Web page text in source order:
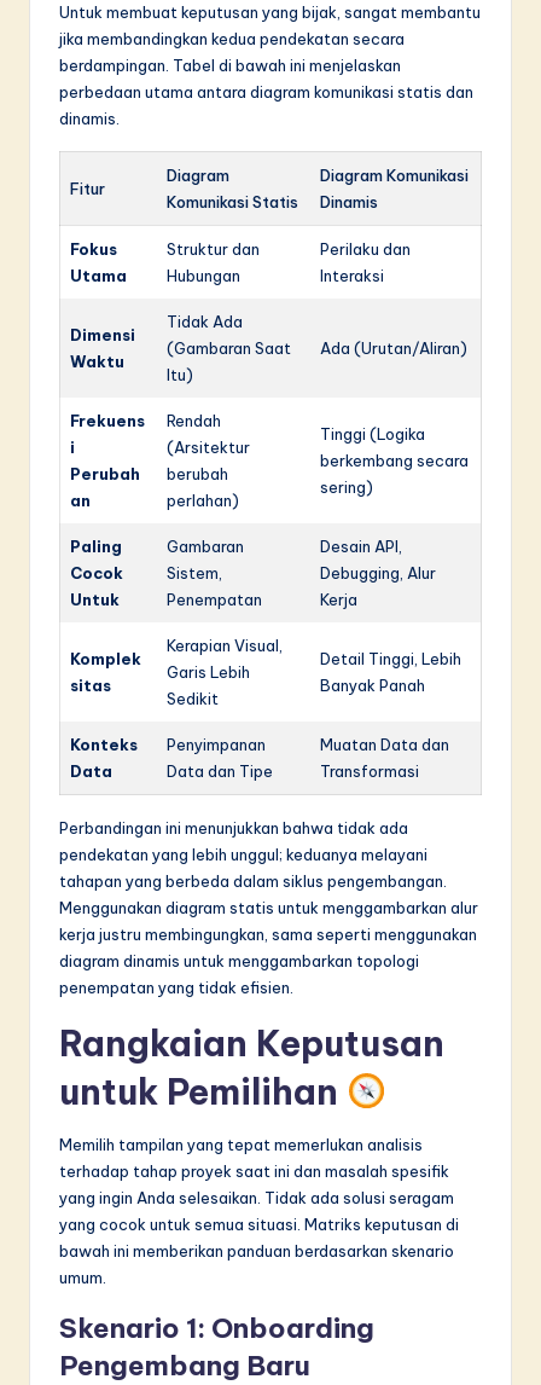
Untuk membuat keputusan yang bijak, sangat membantu
jika membandingkan kedua pendekatan secara
berdampingan. Tabel di bawah ini menjelaskan
perbedaan utama antara diagram komunikasi statis dan
dinamis.
Fitur
Diagram
Komunikasi Statis
Diagram Komunikasi
Dinamis
Fokus
Utama
Struktur dan
Hubungan
Perilaku dan
Interaksi
Dimensi
Waktu
Tidak Ada
(Gambaran Saat
Itu)
Ada (Urutan/Aliran)
Frekuens
i
Perubah
an
Rendah
(Arsitektur
berubah
perlahan)
Tinggi (Logika
berkembang secara
sering)
Paling
Cocok
Untuk
Gambaran
Sistem,
Penempatan
Desain API,
Debugging, Alur
Kerja
Komplek
sitas
Kerapian Visual,
Garis Lebih
Sedikit
Detail Tinggi, Lebih
Banyak Panah
Konteks
Data
Penyimpanan
Data dan Tipe
Muatan Data dan
Transformasi
Perbandingan ini menunjukkan bahwa tidak ada
pendekatan yang lebih unggul; keduanya melayani
tahapan yang berbeda dalam siklus pengembangan.
Menggunakan diagram statis untuk menggambarkan alur
kerja justru membingungkan, sama seperti menggunakan
diagram dinamis untuk menggambarkan topologi
penempatan yang tidak efisien.
Rangkaian Keputusan
untuk Pemilihan
Memilih tampilan yang tepat memerlukan analisis
terhadap tahap proyek saat ini dan masalah spesifik
yang ingin Anda selesaikan. Tidak ada solusi seragam
yang cocok untuk semua situasi. Matriks keputusan di
bawah ini memberikan panduan berdasarkan skenario
umum.
Skenario 1: Onboarding
Pengembang Baru